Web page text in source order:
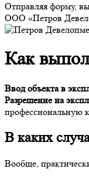
Отправляя форму,
ООО «Петров
Как
Ввод объекта в
Разрешение на
профессиональную
В каких
Вообще,